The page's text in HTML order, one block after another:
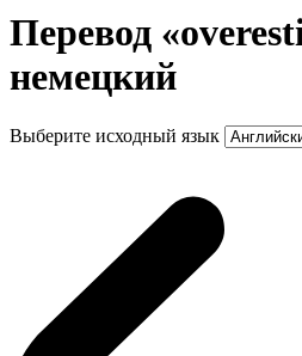
Перевод
немецкий
Выберите исходный язык